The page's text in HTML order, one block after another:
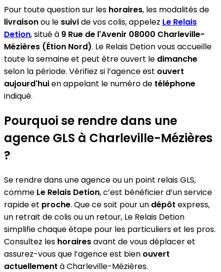
Pour toute question sur les horaires, les modalités de
livraisonou le suivide vos colis, appelez Le Relais
Detion, situé à 9 Rue de l'Avenir 08000 Charleville-
Mézières (Étion Nord). Le Relais Detion vous accueille
toute la semaine et peut être ouvert le dimanche
selon la période. Vérifiez si l’agence est ouvert
aujourd'huien appelant le numéro de téléphone
indiqué.
Pourquoi se rendre dans une
agence GLS à Charleville-Mézières
?
Se rendre dans une agence ou un point relais GLS,
comme Le Relais Detion, c’est bénéficier d’un service
rapide et proche. Que ce soit pour un dépôt express,
un retrait de colis ou un retour, Le Relais Detion
simplifie chaque étape pour les particuliers et les pros.
Consultez les horairesavant de vous déplacer et
assurez-vous que l’agence est bien ouvert
actuellement à Charleville-Mézières.